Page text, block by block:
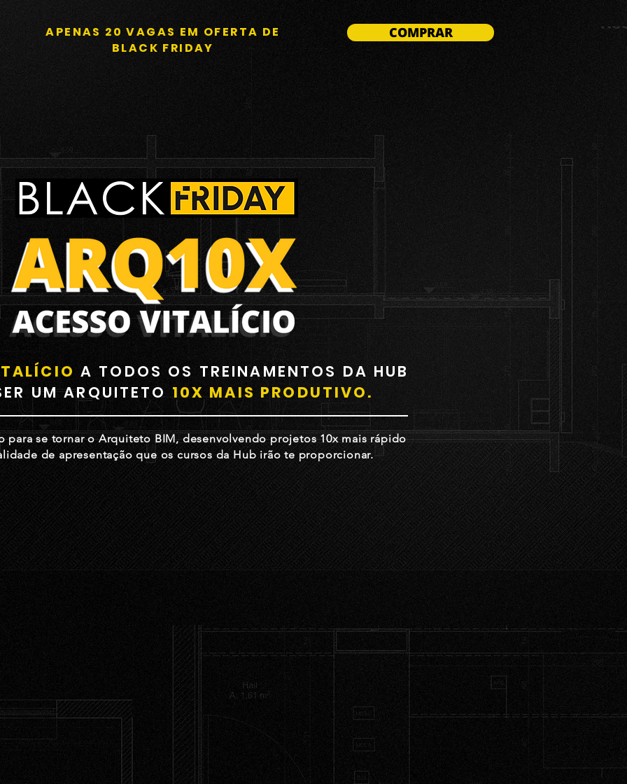
APENAS 20 VAGAS EM OFERTA DE
BLACK FRIDAY
COMPRAR
A TODOS OS TREINAMENTOS DA HUB
UM ARQUITETO10X MAIS PRODUTIVO.
para se tornar o Arquiteto BIM, desenvolvendo projetos 10x mais rápido
de apresentação que os cursos da Hub irão te proporcionar.